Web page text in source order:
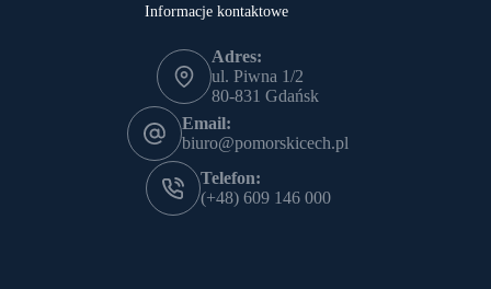
Informacje kontaktowe
Adres:
ul. Piwna 1/2
80-831 Gdańsk
Email:
biuro@pomorskicech.pl
Telefon:
(+48) 609 146 000